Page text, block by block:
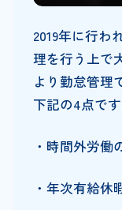
2019年に行わ
理を行う上で
より勤怠管理
下記の4点です
・時間外労働
・年次有給休